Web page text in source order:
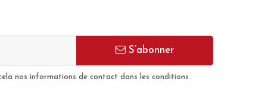
S’abonner
nos informations de contact dans les conditions